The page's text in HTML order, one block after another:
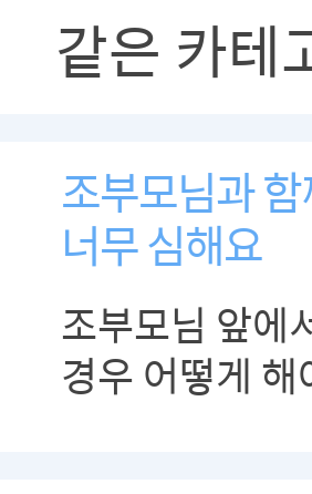
같은 카테
조부모님과
너무 심해요
조부모님 앞에
경우 어떻게